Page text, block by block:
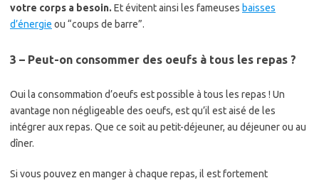
votre corps a besoin. Et évitent ainsi les fameuses baisses
d’énergie ou “coups de barre”.
3 – Peut-on consommer des oeufs à tous les repas ?
Oui la consommation d’oeufs est possible à tous les repas ! Un
avantage non négligeable des oeufs, est qu’il est aisé de les
intégrer aux repas. Que ce soit au petit-déjeuner, au déjeuner ou au
dîner.
Si vous pouvez en manger à chaque repas, il est fortement